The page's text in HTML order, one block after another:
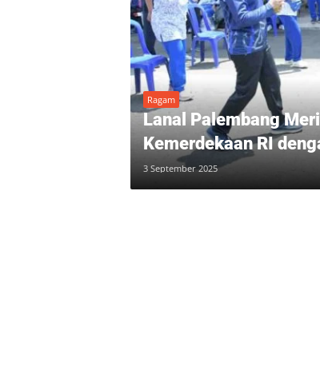
Ragam
Lanal Palembang
Kemerdekaan RI
3 September 2025